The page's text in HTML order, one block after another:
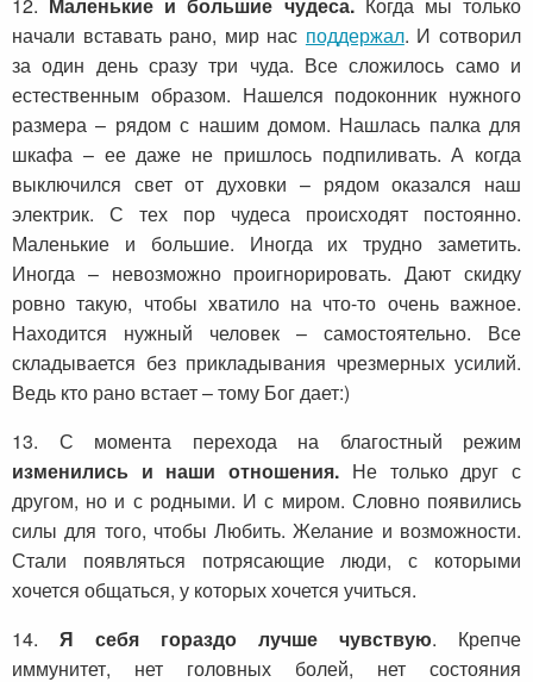
12. Маленькие и большие чудеса.Когда мы только
начали вставать рано, мир нас поддержал. И сотворил
за один день сразу три чуда. Все сложилось само и
естественным образом. Нашелся подоконник нужного
размера – рядом с нашим домом. Нашлась палка для
шкафа – ее даже не пришлось подпиливать. А когда
выключился свет от духовки – рядом оказался наш
электрик. С тех пор чудеса происходят постоянно.
Маленькие и большие. Иногда их трудно заметить.
Иногда – невозможно проигнорировать. Дают скидку
ровно такую, чтобы хватило на что-то очень важное.
Находится нужный человек – самостоятельно. Все
складывается без прикладывания чрезмерных усилий.
Ведь кто рано встает – тому Бог дает:)
13. С момента перехода на благостный режим
изменились и наши отношения. Не только друг с
другом, но и с родными. И с миром. Словно появились
силы для того, чтобы Любить. Желание и возможности.
Стали появляться потрясающие люди, с которыми
хочется общаться, у которых хочется учиться.
14. Я себя гораздо лучше чувствую. Крепче
иммунитет, нет головных болей, нет состояния